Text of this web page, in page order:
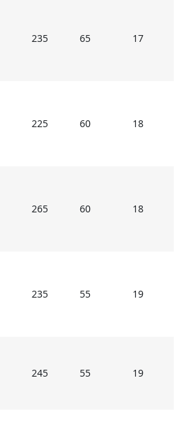
грязи и влаге не
эвакуироваться под
силы, сохраняя чистоту и
TS601 EffeXSUV:
рисунок для
и низкого шума на трассе;
для максимального
местности;
для автоматического
и предотвращения
надежной работы в
и климатических
не российского
EffeXSUV на Мосавтошине
235 65 17
225 60 18
265 60 18
235 55 19
245 55 19